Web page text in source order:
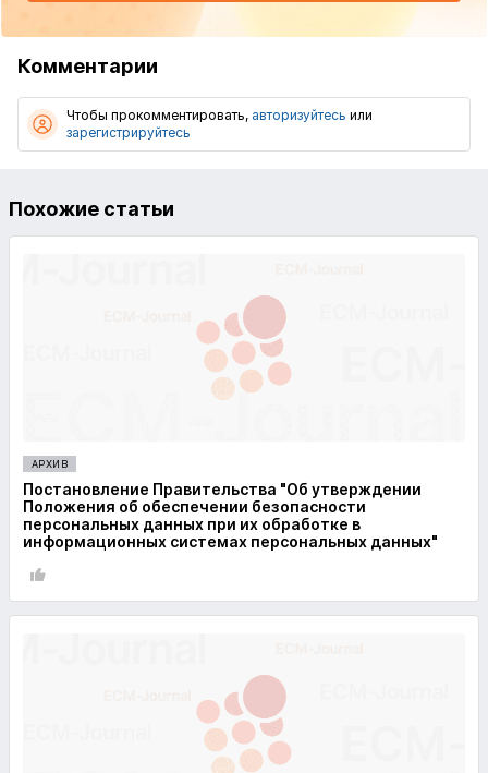
Комментарии
Чтобы прокомментировать, авторизуйтесь или
зарегистрируйтесь
Похожие статьи
АРХИВ
Постановление Правительства "Об утверждении
Положения об обеспечении безопасности
персональных данных при их обработке в
информационных системах персональных данных"